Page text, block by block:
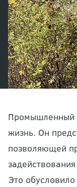
Промышленный
жизнь. Он
позволяющей
Это